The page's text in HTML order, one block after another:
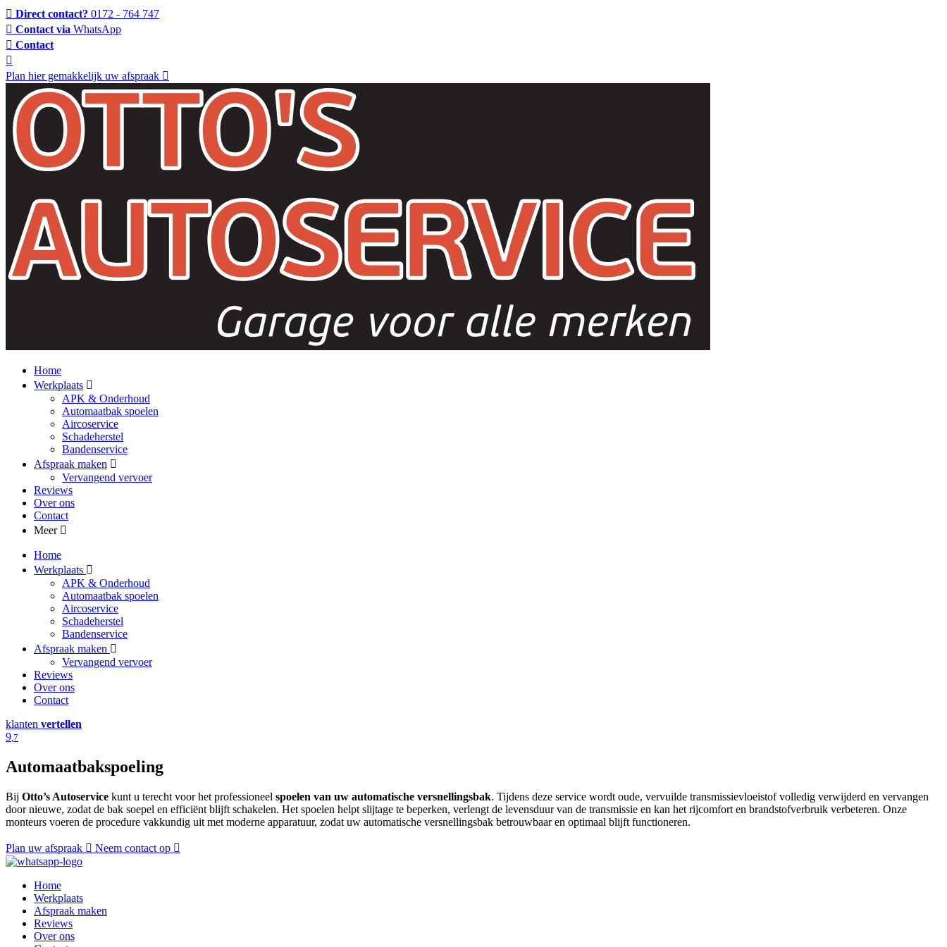
Direct contact? 0172 - 764 747
Contact via WhatsApp
Contact
Plan hier gemakkelijk uw afspraak
Home
Werkplaats
APK & Onderhoud
Automaatbak spoelen
Aircoservice
Schadeherstel
Bandenservice
Afspraak maken
Vervangend vervoer
Reviews
Over ons
Contact
Meer
Home
Werkplaats
APK & Onderhoud
Automaatbak spoelen
Aircoservice
Schadeherstel
Bandenservice
Afspraak maken
Vervangend vervoer
Reviews
Over ons
Contact
klanten vertellen
9,7
Automaatbakspoeling
Bij Otto’s Autoservice kunt u terecht voor het professioneel spoelen van uw automatische versnellingsbak. Tijdens deze service wordt oude, vervuilde transmissievloeistof volledig verwijderd en vervangen
door nieuwe, zodat de bak soepel en efficiënt blijft schakelen. Het spoelen helpt slijtage te beperken, verlengt de levensduur van de transmissie en kan het rijcomfort en brandstofverbruik verbeteren. Onze
monteurs voeren de procedure vakkundig uit met moderne apparatuur, zodat uw automatische versnellingsbak betrouwbaar en optimaal blijft functioneren.
Plan uw afspraak Neem contact op
Home
Werkplaats
Afspraak maken
Reviews
Over ons